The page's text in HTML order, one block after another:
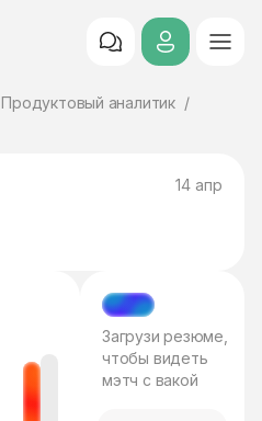
Продуктовый аналитик
14 апр
МЭТЧ
Загрузи резюме,
чтобы видеть
мэтч с вакой